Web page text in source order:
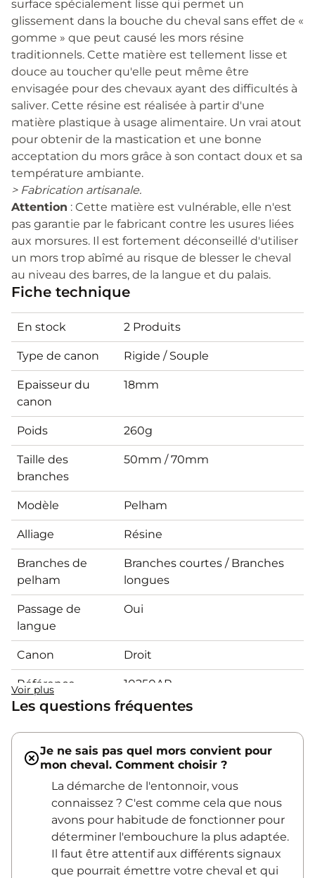
surface spécialement lisse qui permet un
glissement dans la bouche du cheval sans effet de «
gomme » que peut causé les mors résine
traditionnels. Cette matière est tellement lisse et
douce au toucher qu'elle peut même être
envisagée pour des chevaux ayant des difficultés à
saliver. Cette résine est réalisée à partir d'une
matière plastique à usage alimentaire. Un vrai atout
pour obtenir de la mastication et une bonne
acceptation du mors grâce à son contact doux et sa
température ambiante.
> Fabrication artisanale.
Attention : Cette matière est vulnérable, elle n'est
pas garantie par le fabricant contre les usures liées
aux morsures. Il est fortement déconseillé d'utiliser
un mors trop abîmé au risque de blesser le cheval
au niveau des barres, de la langue et du palais.
Fiche technique
En stock 2 Produits
Type de canon Rigide / Souple
Epaisseur du
canon
18mm
Poids 260g
Taille des
branches
50mm / 70mm
Modèle Pelham
Alliage Résine
Branches de
pelham
Branches courtes / Branches
longues
Passage de
langue
Oui
Canon Droit
Référence 10250AP
Voir plus
Les questions fréquentes
Je ne sais pas quel mors convient pour
mon cheval. Comment choisir ?
La démarche de l'entonnoir, vous
connaissez ? C'est comme cela que nous
avons pour habitude de fonctionner pour
déterminer l'embouchure la plus adaptée.
Il faut être attentif aux différents signaux
que pourrait émettre votre cheval et qui